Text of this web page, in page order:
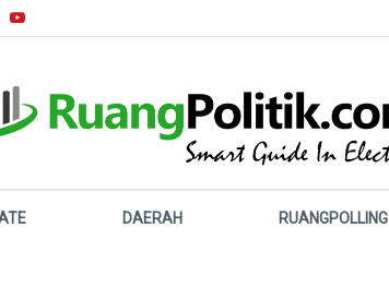
DAERAH RUANGPOLLING